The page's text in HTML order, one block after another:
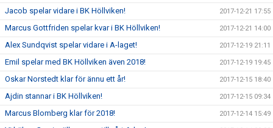
Jacob spelar vidare i BK Höllviken! 2017-12-21 17:55
Marcus Gottfriden spelar kvar i BK Höllviken! 2017-12-21 14:00
Alex Sundqvist spelar vidare i A-laget! 2017-12-19 21:11
Emil spelar med BK Höllviken även 2018! 2017-12-19 19:45
Oskar Norstedt klar för ännu ett år! 2017-12-15 18:40
Ajdin stannar i BK Höllviken! 2017-12-15 09:34
Marcus Blomberg klar för 2018! 2017-12-14 15:49